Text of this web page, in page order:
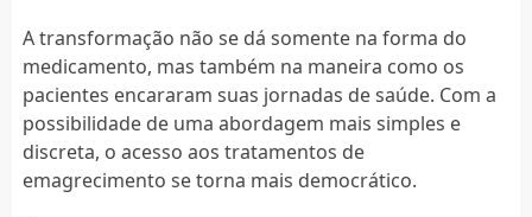
A transformação não se dá somente na forma do
medicamento, mas também na maneira como os
pacientes encararam suas jornadas de saúde. Com a
possibilidade de uma abordagem mais simples e
discreta, o acesso aos tratamentos de
emagrecimento se torna mais democrático.